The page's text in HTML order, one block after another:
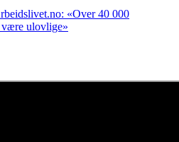
«Over 40 000
ulovlige»